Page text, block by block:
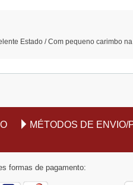
Estado / Com pequeno carimbo
MÉTODOS DE
formas de pagamento: